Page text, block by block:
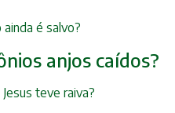
ainda é salvo?
anjos caídos?
teve raiva?